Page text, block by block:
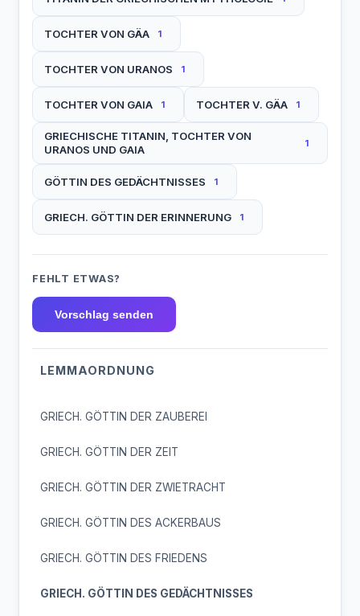
TOCHTER VON GÄA 1
TOCHTER VON URANOS 1
TOCHTER VON GAIA 1 TOCHTER V. GÄA 1
GRIECHISCHE TITANIN, TOCHTER VON
URANOS UND GAIA
1
GÖTTIN DES GEDÄCHTNISSES 1
GRIECH. GÖTTIN DER ERINNERUNG 1
FEHLT ETWAS?
Vorschlag senden
LEMMAORDNUNG
GRIECH. GÖTTIN DER ZAUBEREI
GRIECH. GÖTTIN DER ZEIT
GRIECH. GÖTTIN DER ZWIETRACHT
GRIECH. GÖTTIN DES ACKERBAUS
GRIECH. GÖTTIN DES FRIEDENS
GRIECH. GÖTTIN DES GEDÄCHTNISSES